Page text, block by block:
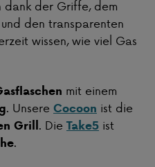
dank der Griffe, dem
und den transparenten
wissen, wie viel Gas
mit einem
. Unsere Cocoon ist die
Grill. Die Take5 ist
.